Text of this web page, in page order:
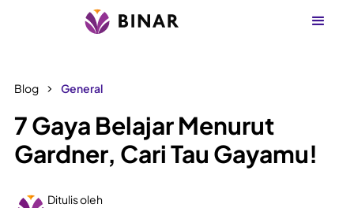
Blog General
7 Gaya Belajar Menurut
Gardner, Cari Tau Gayamu!
Ditulis oleh